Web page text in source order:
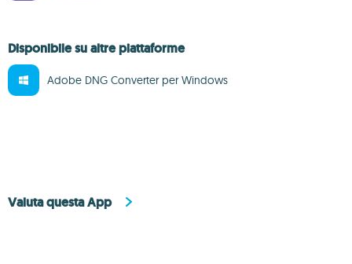
Disponibile su altre piattaforme
Adobe DNG Converter per Windows
Valuta questa App